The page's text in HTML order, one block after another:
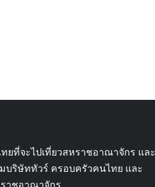
ยที่จะไปเที่ยวสหราชอาณาจักร และ
บริษัททัวร์ ครอบครัวคนไทย และ
าชอาณาจักร